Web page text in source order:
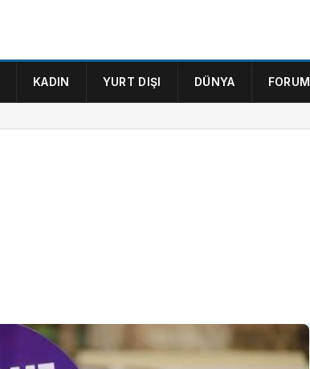
KADIN YURT DIŞI DÜNYA FORUM